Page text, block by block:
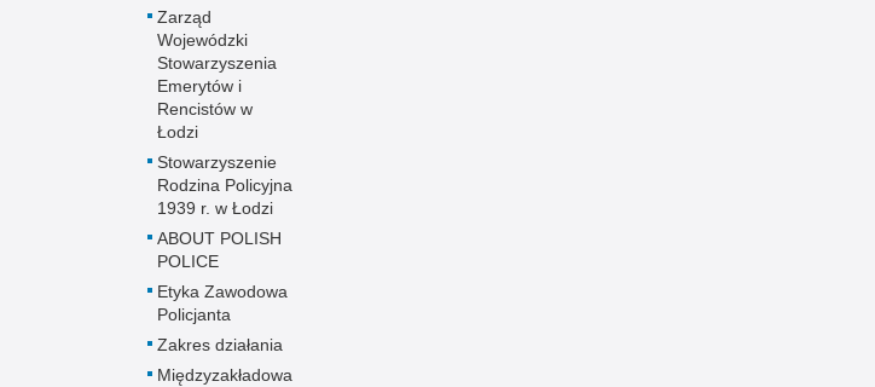
Zarząd
Wojewódzki
Stowarzyszenia
Emerytów i
Rencistów w
Łodzi
Stowarzyszenie
Rodzina Policyjna
1939 r. w Łodzi
ABOUT POLISH
POLICE
Etyka Zawodowa
Policjanta
Zakres działania
Międzyzakładowa